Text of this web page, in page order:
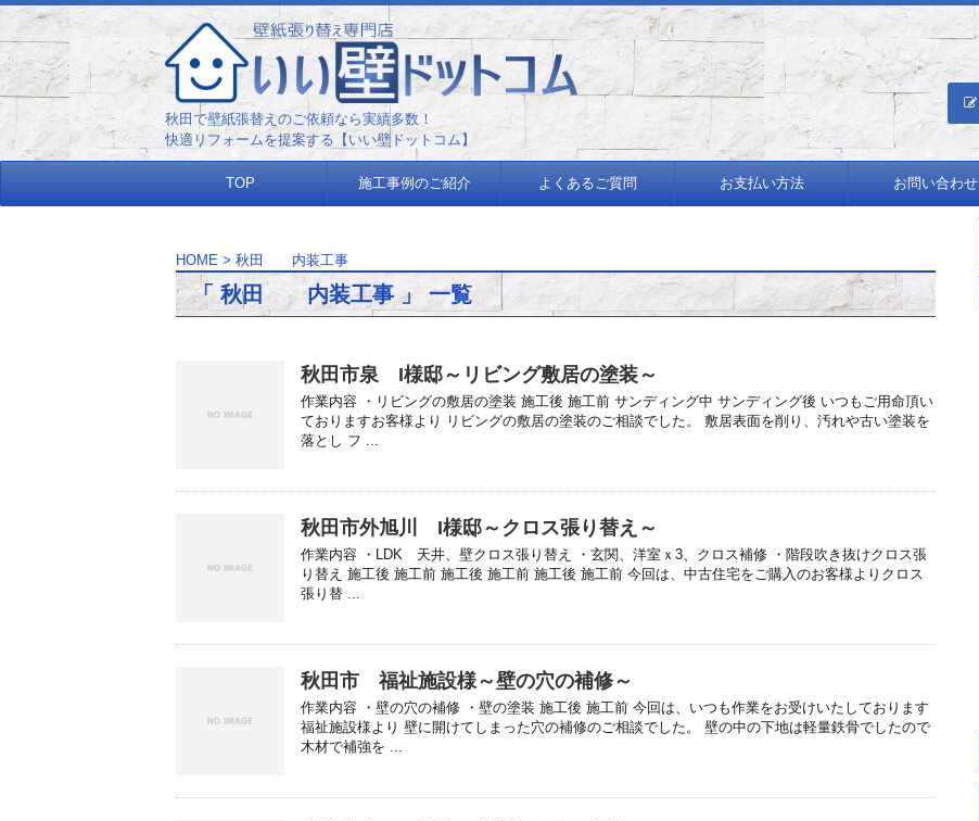
秋田で壁紙張替えのご依頼なら実績多数！
快適リフォームを提案する【いい壁ドットコム】
TOP 施工事例のご紹介 よくあるご質問 お支払い方法 お問い合わせ
HOME > 秋田 内装工事
「 秋田 内装工事 」 一覧
秋田市泉 I様邸～リビング敷居の塗装～
作業内容 ・リビングの敷居の塗装 施工後 施工前 サンディング中 サンディング後 いつもご用命頂い
ておりますお客様より リビングの敷居の塗装のご相談でした。 敷居表面を削り、汚れや古い塗装を
落とし フ ...
秋田市外旭川 I様邸～クロス張り替え～
作業内容 ・LDK 天井、壁クロス張り替え ・玄関、洋室ｘ3、クロス補修 ・階段吹き抜けクロス張
り替え 施工後 施工前 施工後 施工前 施工後 施工前 今回は、中古住宅をご購入のお客様よりクロス
張り替 ...
秋田市 福祉施設様～壁の穴の補修～
作業内容 ・壁の穴の補修 ・壁の塗装 施工後 施工前 今回は、いつも作業をお受けいたしております
福祉施設様より 壁に開けてしまった穴の補修のご相談でした。 壁の中の下地は軽量鉄骨でしたので
木材で補強を ...